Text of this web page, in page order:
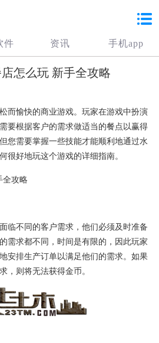
件 资讯 手机app
怎么玩 新手全攻略
而愉快的商业游戏。玩家在游戏中扮演
要根据客户的需求做适当的餐点以赢得
您需要掌握一些技能才能顺利地通过水
很好地玩这个游戏的详细指南。
临不同的客户需求，他们必须及时准备
需求都不同，时间是有限的，因此玩家
安排生产订单以满足他们的需求。如果
，则将无法获得金币。